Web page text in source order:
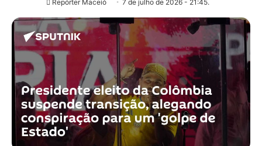
Repórter Maceió 7 de julho de 2026 - 21:45.